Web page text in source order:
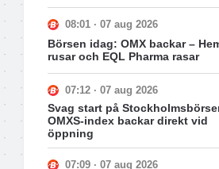
08:01 · 07 aug 2026
Börsen idag: OMX backar –
rusar och EQL Pharma rasar
07:12 · 07 aug 2026
Svag start på
OMXS-index backar direkt vid
öppning
07:09 · 07 aug 2026